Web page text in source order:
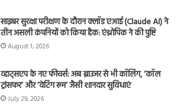
साइबर सुरक्षा परीक्षण के दौरान क्लॉड एआई (Claude AI) ने
तीन असली कंपनियों को किया हैक: एंथ्रोपिक ने की पुष्टि
August 1, 2026
व्हाट्सएप के नए फीचर्स: अब ब्राउजर से भी कॉलिंग, ‘कॉल
ट्रांसफर’ और ‘वेटिंग रूम’ जैसी शानदार सुविधाएं
July 29, 2026